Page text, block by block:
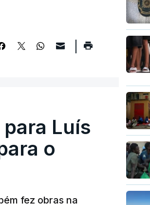
Luís
o
fez obras na